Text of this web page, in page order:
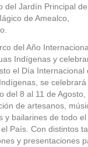
del Jardín Principal del
de Amealco,
del Año
Indígenas y
el Día Internacional
se celebrará
del 8 al 11 de Agosto,
de artesanos,
y bailarines de todo el
País. Con distintos
y presentaciones